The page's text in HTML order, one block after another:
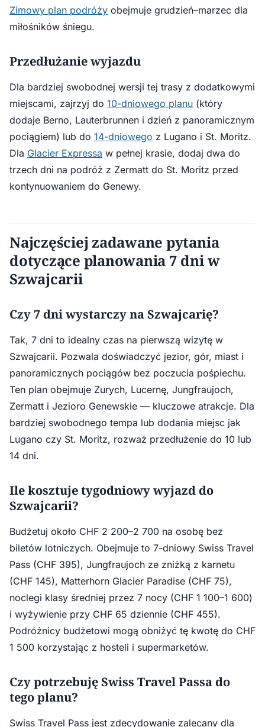
Zimowy plan podróży obejmuje grudzień–marzec dla
miłośników śniegu.
Przedłużanie wyjazdu
Dla bardziej swobodnej wersji tej trasy z dodatkowymi
miejscami, zajrzyj do 10-dniowego planu (który
dodaje Berno, Lauterbrunnen i dzień z panoramicznym
pociągiem) lub do 14-dniowego z Lugano i St. Moritz.
Dla Glacier Expressa w pełnej krasie, dodaj dwa do
trzech dni na podróż z Zermatt do St. Moritz przed
kontynuowaniem do Genewy.
Najczęściej zadawane pytania
dotyczące planowania 7 dni w
Szwajcarii
Czy 7 dni wystarczy na Szwajcarię?
Tak, 7 dni to idealny czas na pierwszą wizytę w
Szwajcarii. Pozwala doświadczyć jezior, gór, miast i
panoramicznych pociągów bez poczucia pośpiechu.
Ten plan obejmuje Zurych, Lucernę, Jungfraujoch,
Zermatt i Jezioro Genewskie — kluczowe atrakcje. Dla
bardziej swobodnego tempa lub dodania miejsc jak
Lugano czy St. Moritz, rozważ przedłużenie do 10 lub
14 dni.
Ile kosztuje tygodniowy wyjazd do
Szwajcarii?
Budżetuj około CHF 2 200–2 700 na osobę bez
biletów lotniczych. Obejmuje to 7-dniowy Swiss Travel
Pass (CHF 395), Jungfraujoch ze zniżką z karnetu
(CHF 145), Matterhorn Glacier Paradise (CHF 75),
noclegi klasy średniej przez 7 nocy (CHF 1 100–1 600)
i wyżywienie przy CHF 65 dziennie (CHF 455).
Podróżnicy budżetowi mogą obniżyć tę kwotę do CHF
1 500 korzystając z hosteli i supermarketów.
Czy potrzebuję Swiss Travel Passa do
tego planu?
Swiss Travel Pass jest zdecydowanie zalecany dla